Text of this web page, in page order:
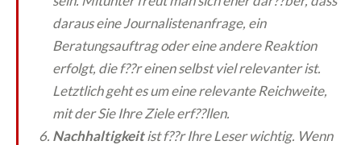
daraus eine Journalistenanfrage, ein
Beratungsauftrag oder eine andere Reaktion
erfolgt, die f??r einen selbst viel relevanter ist.
Letztlich geht es um eine relevante Reichweite,
mit der Sie Ihre Ziele erf??llen.
Nachhaltigkeitist f??r Ihre Leser wichtig. Wenn